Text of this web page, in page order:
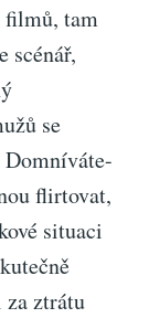
filmů, tam
scénář,
se
flirtovat,
situaci
za ztrátu